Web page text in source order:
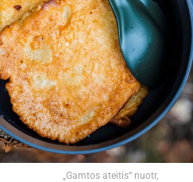
„Gamtos ateitis“ nuotr,